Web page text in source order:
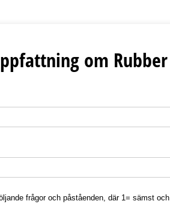
om Rubber
frågor och påståenden, där 1= sämst och